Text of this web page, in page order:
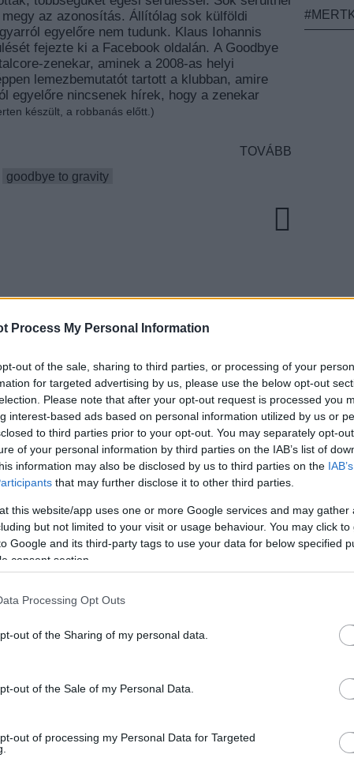
Process My Personal Information
out of the sale, sharing to third parties, or processing of your
for targeted advertising by us, please use the below opt-out
Please note that after your opt-out request is processed you
interest-based ads based on personal information utilized by us or
to third parties prior to your opt-out. You may separately opt-
of your personal information by third parties on the IAB’s list of
information may also be disclosed by us to third parties on the
that may further disclose it to other third parties.
this website/app uses one or more Google services and may gather
but not limited to your visit or usage behaviour. You may click to
Google and its third-party tags to use your data for below specified
consent section.
Processing Opt Outs
out of the Sharing of my personal data.
out of the Sale of my Personal Data.
out of processing my Personal Data for Targeted
az azonosítás. Állítólag sok külföldi
egyelőre nem tudunk. Klaus Iohannis
fejezte ki a Facebook oldalán. A Goodbye
zenekar, aminek a 2008-as helyi
lemezbemutatót tartott a klubban, amire
egyelőre nincsenek hírek, hogy a zenekar
készült, a robbanás előtt.)
TOVÁBB
goodbye to gravity
EZT